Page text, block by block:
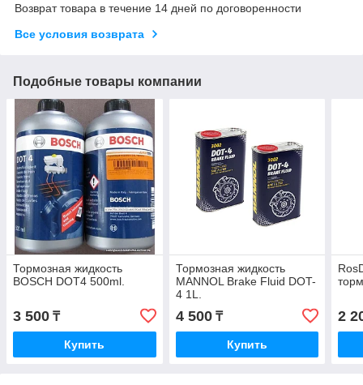
Возврат товара в течение 14 дней по договоренности
Все условия возврата
Подобные товары компании
Тормозная жидкость
BOSCH DOT4 500ml.
3 500 ₸
Купить
Тормозная жидкость
MANNOL Brake Fluid DOT-
4 1L.
4 500₸
Купить
2